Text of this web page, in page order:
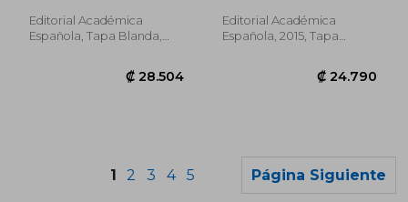
Editorial Académica
Española, Tapa Blanda,
Editorial Académica
Española, 2015, Tapa
1 2 3 4 5 Página Siguiente